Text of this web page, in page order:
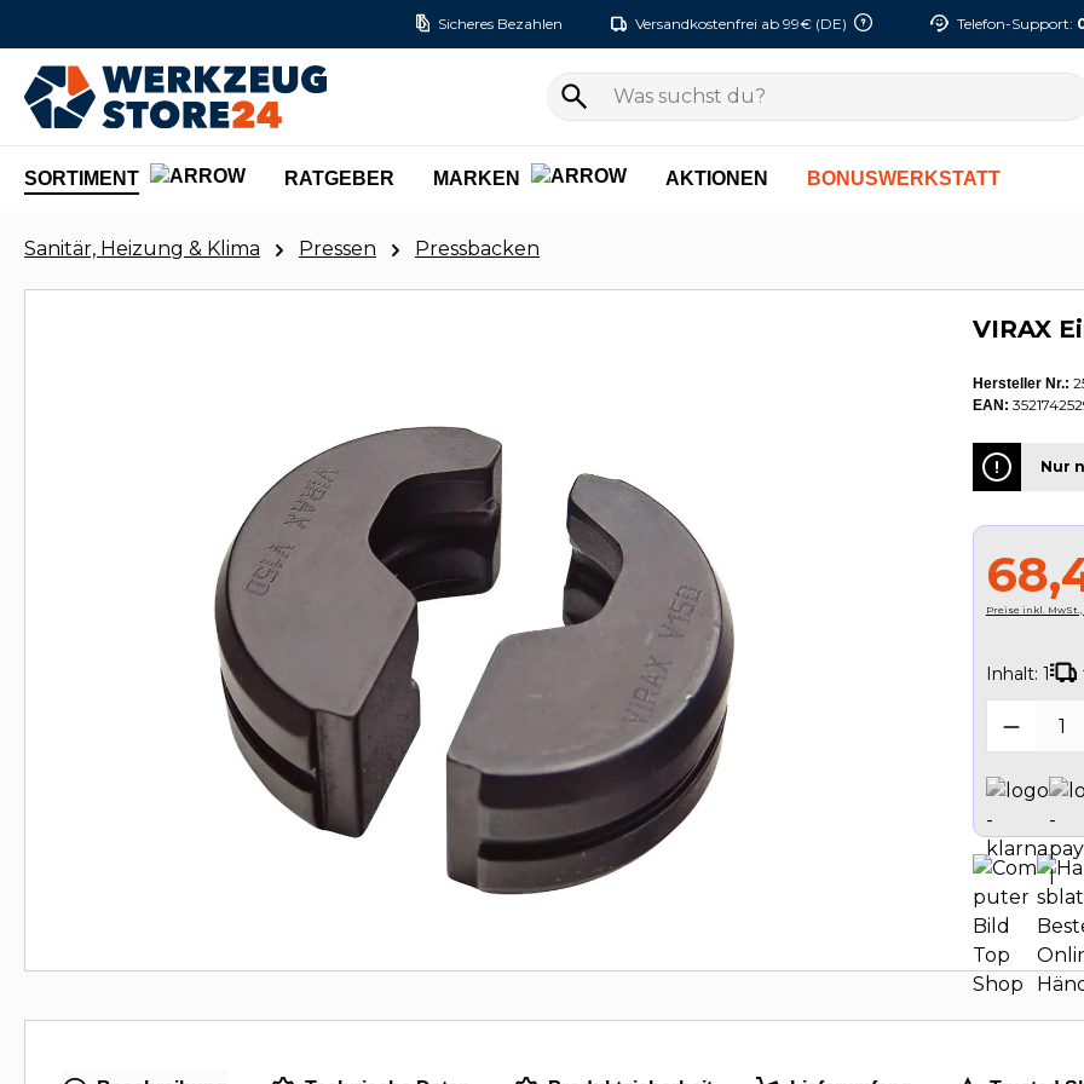
Sicheres Bezahlen Versandkostenfrei ab 99€ (DE) Telefon-Support:
SORTIMENT RATGEBER MARKEN AKTIONEN BONUSWERKSTATT
Sanitär, Heizung & Klima Pressen Pressbacken
VIRAX
Hersteller Nr.:
EAN:
Nur
Preise inkl.
Inhalt: 1